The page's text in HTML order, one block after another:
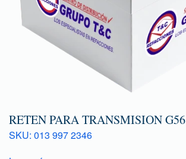
RETEN PARA TRANSMISION G56
SKU: 013 997 2346